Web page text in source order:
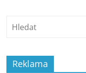
Reklama